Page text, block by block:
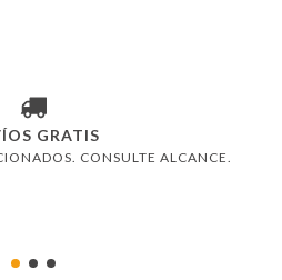
GRATIS
CONSULTE ALCANCE.